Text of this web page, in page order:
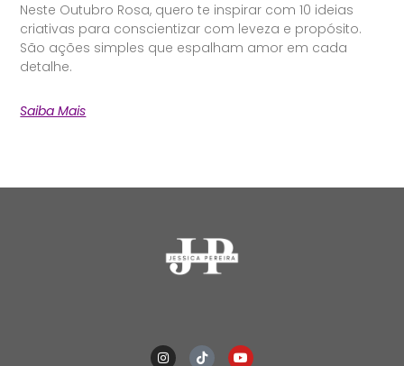
Neste Outubro Rosa, quero te inspirar com 10 ideias
criativas para conscientizar com leveza e propósito.
São ações simples que espalham amor em cada
detalhe.
Saiba Mais